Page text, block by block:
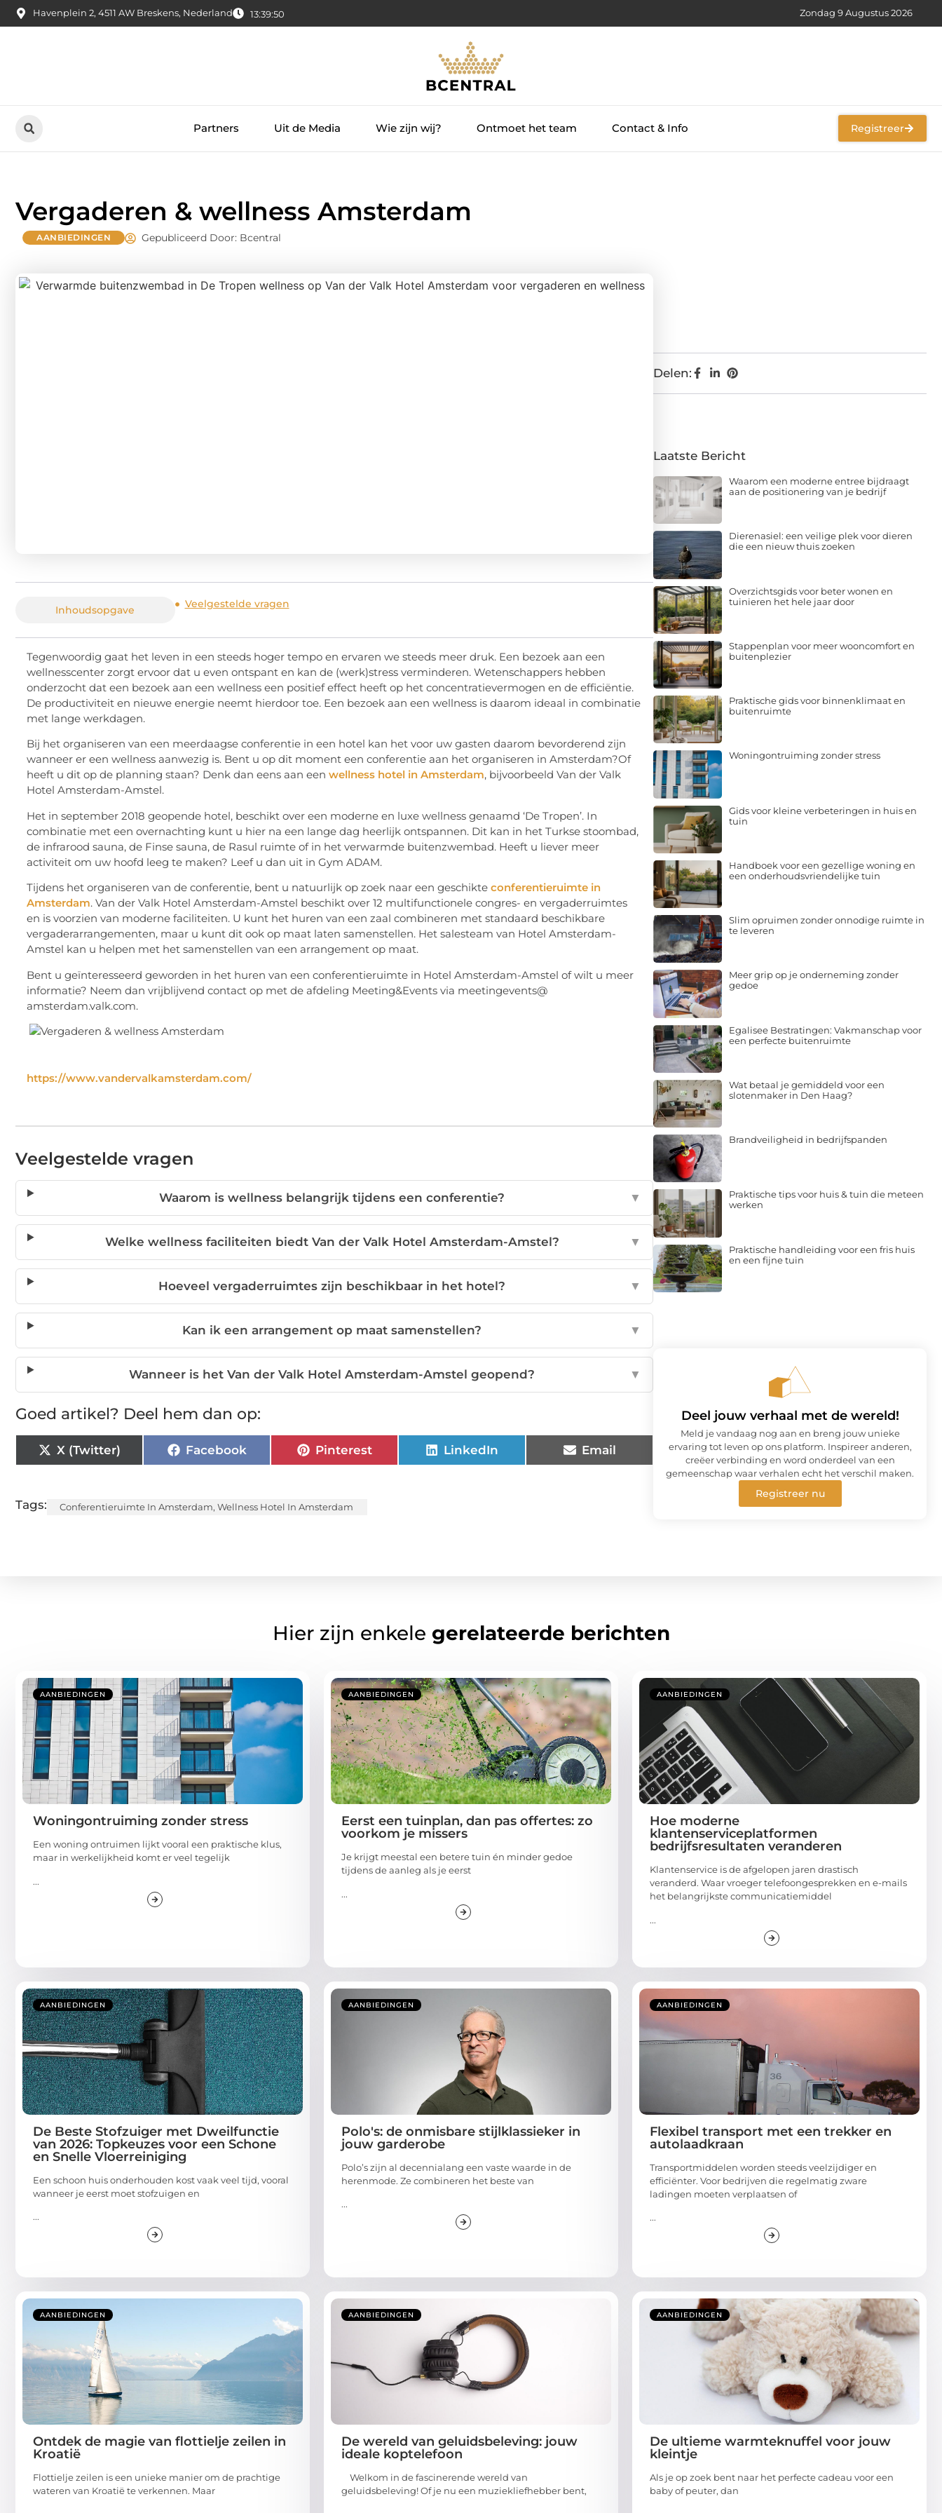
Havenplein 2, 4511 AW Breskens, Nederland 13:39:51 Zondag 9 Augustus 2026
Partners Uit de Media Wie zijn wij? Ontmoet het team Contact & Info Registreer
Vergaderen & wellness Amsterdam
AANBIEDINGEN Gepubliceerd Door: Bcentral
Inhoudsopgave Veelgestelde vragen
Tegenwoordig gaat het leven in een steeds hoger tempo en ervaren we steeds meer druk. Een bezoek aan een
wellnesscenter zorgt ervoor dat u even ontspant en kan de (werk)stress verminderen. Wetenschappers hebben
onderzocht dat een bezoek aan een wellness een positief effect heeft op het concentratievermogen en de efficiëntie.
De productiviteit en nieuwe energie neemt hierdoor toe. Een bezoek aan een wellness is daarom ideaal in combinatie
met lange werkdagen.
Bij het organiseren van een meerdaagse conferentie in een hotel kan het voor uw gasten daarom bevorderend zijn
wanneer er een wellness aanwezig is. Bent u op dit moment een conferentie aan het organiseren in Amsterdam?Of
heeft u dit op de planning staan? Denk dan eens aan een wellness hotel in Amsterdam, bijvoorbeeld Van der Valk
Hotel Amsterdam-Amstel.
Het in september 2018 geopende hotel, beschikt over een moderne en luxe wellness genaamd ‘De Tropen’. In
combinatie met een overnachting kunt u hier na een lange dag heerlijk ontspannen. Dit kan in het Turkse stoombad,
de infrarood sauna, de Finse sauna, de Rasul ruimte of in het verwarmde buitenzwembad. Heeft u liever meer
activiteit om uw hoofd leeg te maken? Leef u dan uit in Gym ADAM.
Tijdens het organiseren van de conferentie, bent u natuurlijk op zoek naar een geschikte conferentieruimte in
Amsterdam. Van der Valk Hotel Amsterdam-Amstel beschikt over 12 multifunctionele congres- en vergaderruimtes
en is voorzien van moderne faciliteiten. U kunt het huren van een zaal combineren met standaard beschikbare
vergaderarrangementen, maar u kunt dit ook op maat laten samenstellen. Het salesteam van Hotel Amsterdam-
Amstel kan u helpen met het samenstellen van een arrangement op maat.
Bent u geïnteresseerd geworden in het huren van een conferentieruimte in Hotel Amsterdam-Amstel of wilt u meer
informatie? Neem dan vrijblijvend contact op met de afdeling Meeting&Events via meetingevents@
amsterdam.valk.com. ­­
https://www.vandervalkamsterdam.com/
Veelgestelde vragen
Waarom is wellness belangrijk tijdens een conferentie? ▼
Welke wellness faciliteiten biedt Van der Valk Hotel Amsterdam-Amstel? ▼
Hoeveel vergaderruimtes zijn beschikbaar in het hotel? ▼
Kan ik een arrangement op maat samenstellen? ▼
Wanneer is het Van der Valk Hotel Amsterdam-Amstel geopend? ▼
Goed artikel? Deel hem dan op:
X (Twitter) Facebook Pinterest LinkedIn Email
Tags: Conferentieruimte In Amsterdam, Wellness Hotel In Amsterdam
Delen:
Laatste Bericht
Waarom een moderne entree bijdraagt
aan de positionering van je bedrijf
Dierenasiel: een veilige plek voor dieren
die een nieuw thuis zoeken
Overzichtsgids voor beter wonen en
tuinieren het hele jaar door
Stappenplan voor meer wooncomfort en
buitenplezier
Praktische gids voor binnenklimaat en
buitenruimte
Woningontruiming zonder stress
Gids voor kleine verbeteringen in huis en
tuin
Handboek voor een gezellige woning en
een onderhoudsvriendelijke tuin
Slim opruimen zonder onnodige ruimte in
te leveren
Meer grip op je onderneming zonder
gedoe
Egalisee Bestratingen: Vakmanschap voor
een perfecte buitenruimte
Wat betaal je gemiddeld voor een
slotenmaker in Den Haag?
Brandveiligheid in bedrijfspanden
Praktische tips voor huis & tuin die meteen
werken
Praktische handleiding voor een fris huis
en een fijne tuin
Deel jouw verhaal met de wereld!
Meld je vandaag nog aan en breng jouw unieke
ervaring tot leven op ons platform. Inspireer anderen,
creëer verbinding en word onderdeel van een
gemeenschap waar verhalen echt het verschil maken.
Registreer nu
Hier zijn enkele gerelateerde berichten
AANBIEDINGEN
Woningontruiming zonder stress
Een woning ontruimen lijkt vooral een praktische klus,
maar in werkelijkheid komt er veel tegelijk
...
AANBIEDINGEN
Eerst een tuinplan, dan pas offertes: zo
voorkom je missers
Je krijgt meestal een betere tuin én minder gedoe
tijdens de aanleg als je eerst
...
AANBIEDINGEN
Hoe moderne
klantenserviceplatformen
bedrijfsresultaten veranderen
Klantenservice is de afgelopen jaren drastisch
veranderd. Waar vroeger telefoongesprekken en e-mails
het belangrijkste communicatiemiddel
...
AANBIEDINGEN
De Beste Stofzuiger met Dweilfunctie
van 2026: Topkeuzes voor een Schone
en Snelle Vloerreiniging
Een schoon huis onderhouden kost vaak veel tijd, vooral
wanneer je eerst moet stofzuigen en
...
AANBIEDINGEN
Polo's: de onmisbare stijlklassieker in
jouw garderobe
Polo’s zijn al decennialang een vaste waarde in de
herenmode. Ze combineren het beste van
...
AANBIEDINGEN
Flexibel transport met een trekker en
autolaadkraan
Transportmiddelen worden steeds veelzijdiger en
efficiënter. Voor bedrijven die regelmatig zware
ladingen moeten verplaatsen of
...
AANBIEDINGEN
Ontdek de magie van flottielje zeilen in
Kroatië
Flottielje zeilen is een unieke manier om de prachtige
wateren van Kroatië te verkennen. Maar
AANBIEDINGEN
De wereld van geluidsbeleving: jouw
ideale koptelefoon
Welkom in de fascinerende wereld van
geluidsbeleving! Of je nu een muziekliefhebber bent,
AANBIEDINGEN
De ultieme warmteknuffel voor jouw
kleintje
Als je op zoek bent naar het perfecte cadeau voor een
baby of peuter, dan